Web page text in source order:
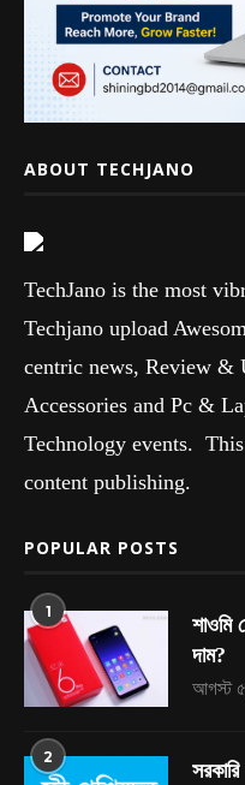
ABOUT TECHJANO
TechJano is the most
Techjano upload
centric news, Review &
Accessories and Pc &
Technology events.
content publishing.
POPULAR POSTS
1
শাওমি
দাম?
আগস্ট
2